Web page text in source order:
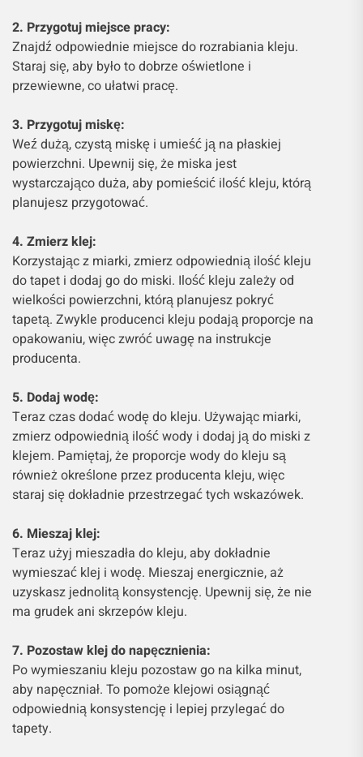
2. Przygotuj miejsce pracy:
Znajdź odpowiednie miejsce do rozrabiania kleju.
Staraj się, aby było to dobrze oświetlone i
przewiewne, co ułatwi pracę.
3. Przygotuj miskę:
Weź dużą, czystą miskę i umieść ją na płaskiej
powierzchni. Upewnij się, że miska jest
wystarczająco duża, aby pomieścić ilość kleju, którą
planujesz przygotować.
4. Zmierz klej:
Korzystając z miarki, zmierz odpowiednią ilość kleju
do tapet i dodaj go do miski. Ilość kleju zależy od
wielkości powierzchni, którą planujesz pokryć
tapetą. Zwykle producenci kleju podają proporcje na
opakowaniu, więc zwróć uwagę na instrukcje
producenta.
5. Dodaj wodę:
Teraz czas dodać wodę do kleju. Używając miarki,
zmierz odpowiednią ilość wody i dodaj ją do miski z
klejem. Pamiętaj, że proporcje wody do kleju są
również określone przez producenta kleju, więc
staraj się dokładnie przestrzegać tych wskazówek.
6. Mieszaj klej:
Teraz użyj mieszadła do kleju, aby dokładnie
wymieszać klej i wodę. Mieszaj energicznie, aż
uzyskasz jednolitą konsystencję. Upewnij się, że nie
ma grudek ani skrzepów kleju.
7. Pozostaw klej do napęcznienia:
Po wymieszaniu kleju pozostaw go na kilka minut,
aby napęczniał. To pomoże klejowi osiągnąć
odpowiednią konsystencję i lepiej przylegać do
tapety.